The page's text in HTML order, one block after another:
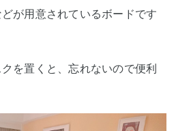
が用意されているボードです
を置くと、忘れないので便利